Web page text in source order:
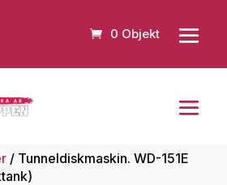
0 Objekt
/ Tunneldiskmaskin. WD-151E